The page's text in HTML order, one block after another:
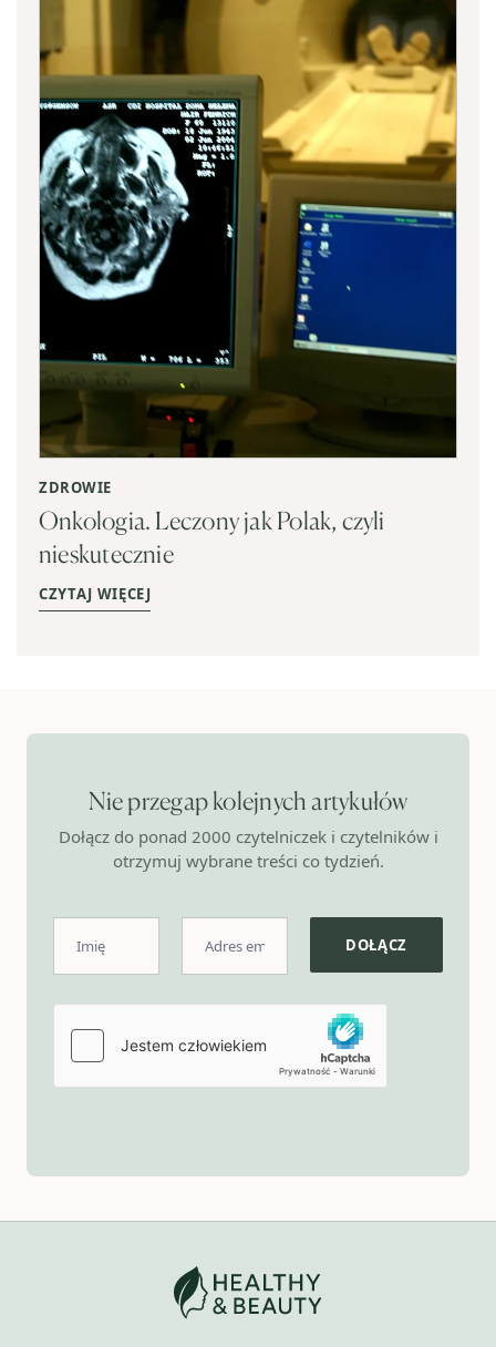
ZDROWIE
Onkologia. Leczony jak Polak, czyli
nieskutecznie
CZYTAJ WIĘCEJ
Nie przegap kolejnych artykułów
Dołącz do ponad 2000 czytelniczek i czytelników i
otrzymuj wybrane treści co tydzień.